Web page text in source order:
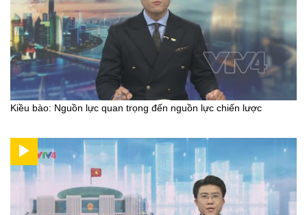
Kiều bào: Nguồn lực quan trọng đến nguồn lực chiến lược